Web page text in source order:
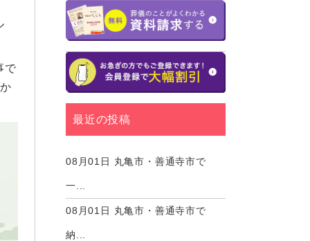
で
最近の投稿
08月01日 丸亀市・善通寺市で
一...
08月01日 丸亀市・善通寺市で
納...